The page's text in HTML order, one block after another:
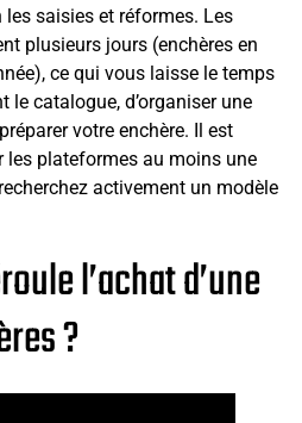
saisies et réformes. Les
plusieurs jours (enchères en
ce qui vous laisse le temps
le catalogue, d’organiser une
votre enchère. Il est
les plateformes au moins une
activement un modèle
l’achat d’une
?